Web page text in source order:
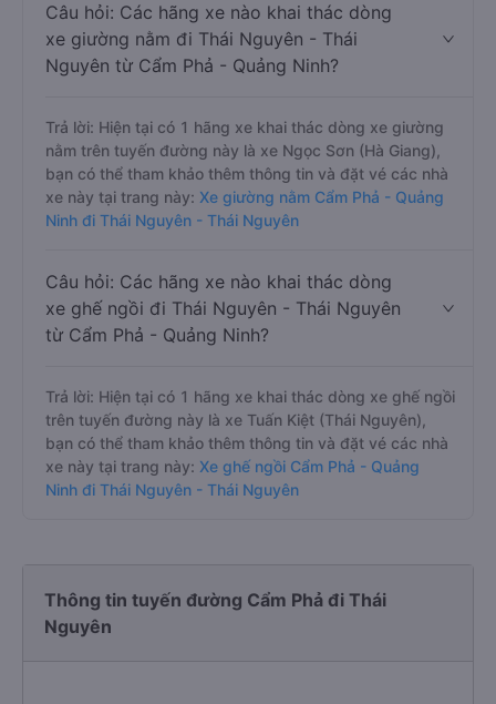
Câu hỏi: Các hãng xe nào khai thác dòng
xe giường nằm đi Thái Nguyên - Thái
Nguyên từ Cẩm Phả - Quảng Ninh?
Trả lời: Hiện tại có 1 hãng xe khai thác dòng xe giường
nằm trên tuyến đường này là xe Ngọc Sơn (Hà Giang),
bạn có thể tham khảo thêm thông tin và đặt vé các nhà
xe này tại trang này: Xe giường nằm Cẩm Phả - Quảng
Ninh đi Thái Nguyên - Thái Nguyên
Câu hỏi: Các hãng xe nào khai thác dòng
xe ghế ngồi đi Thái Nguyên - Thái Nguyên
từ Cẩm Phả - Quảng Ninh?
Trả lời: Hiện tại có 1 hãng xe khai thác dòng xe ghế ngồi
trên tuyến đường này là xe Tuấn Kiệt (Thái Nguyên),
bạn có thể tham khảo thêm thông tin và đặt vé các nhà
xe này tại trang này: Xe ghế ngồi Cẩm Phả - Quảng
Ninh đi Thái Nguyên - Thái Nguyên
Thông tin tuyến đường Cẩm Phả đi Thái
Nguyên